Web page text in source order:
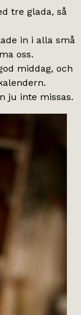
tre glada, så
in i alla små
oss.
middag, och
ju inte missas.